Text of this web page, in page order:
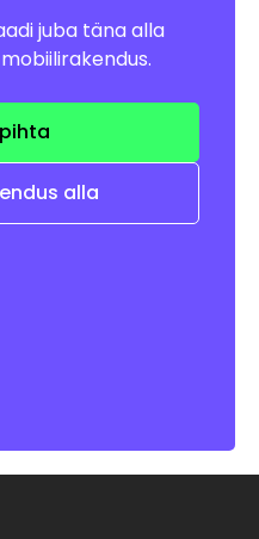
juba täna alla
alla